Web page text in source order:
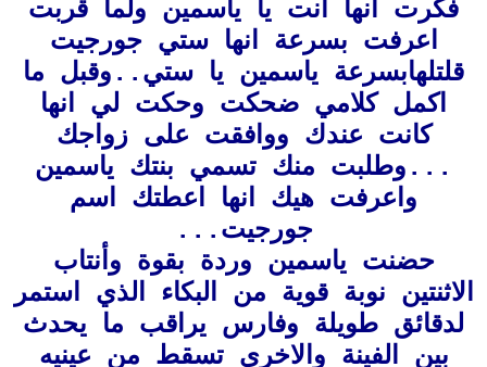
فكرت انها انت يا ياسمين ولما قربت
اعرفت بسرعة انهاستي جورجيت
قلتلهابسرعة ياسمين يا ستي..وقبل ما
اكمل كلامي ضحكت وحكت لي انها
كانت عندك ووافقت على زواجك
...وطلبت منك تسمي بنتك ياسمين
واعرفت هيك انها اعطتك اسم
جورجيت...
حضنت ياسمين وردة بقوة وأنتاب
الاثنتين نوبة قوية من البكاء الذي استمر
لدقائق طويلة وفارس يراقب ما يحدث
بين الفينة والاخرى تسقط من عينيه